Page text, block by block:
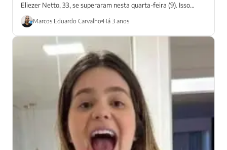
Eliezer Netto, 33, se superaram nesta quarta-feira (9). Isso
porque, no...
Marcos Eduardo Carvalho Há 3 anos